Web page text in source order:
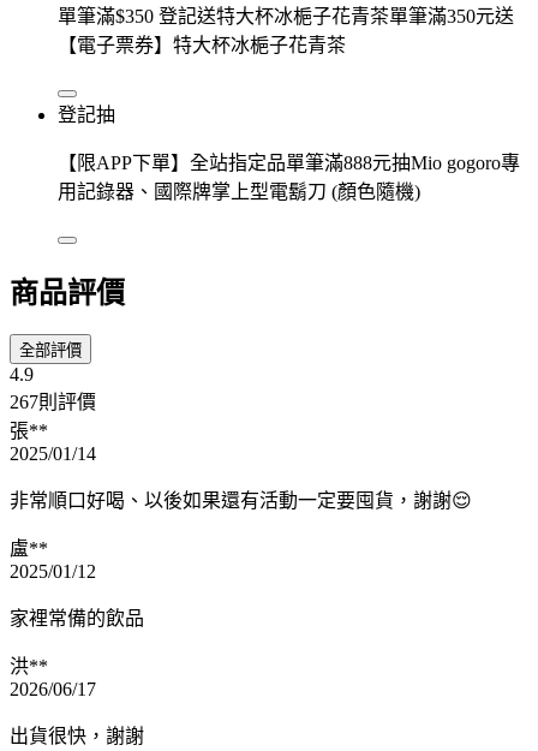
單筆滿$350 登記送特大杯冰梔子花青茶單筆滿350元送
【電子票券】特大杯冰梔子花青茶
登記抽
【限APP下單】全站指定品單筆滿888元抽Mio gogoro專
用記錄器、國際牌掌上型電鬍刀 (顏色隨機)
商品評價
全部評價
4.9
267則評價
張**
2025/01/14
非常順口好喝、以後如果還有活動一定要囤貨，謝謝😌
盧**
2025/01/12
家裡常備的飲品
洪**
2026/06/17
出貨很快，謝謝